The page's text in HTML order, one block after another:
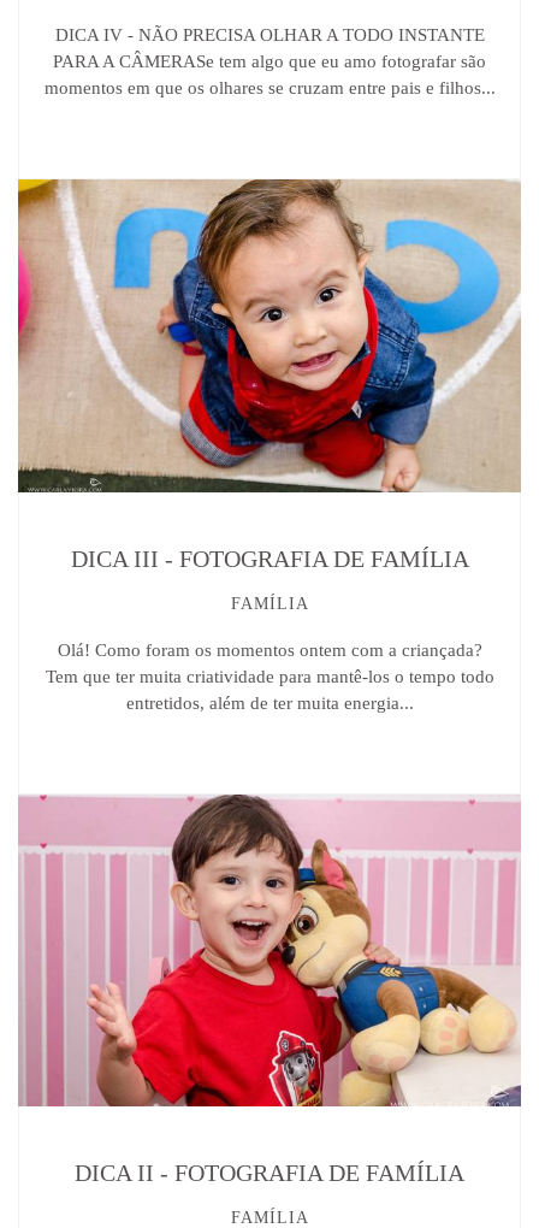
DICA IV - NÃO PRECISA OLHAR A TODO INSTANTE
PARA A CÂMERASe tem algo que eu amo fotografar são
momentos em que os olhares se cruzam entre pais e filhos...
DICA III - FOTOGRAFIA DE FAMÍLIA
FAMÍLIA
Olá! Como foram os momentos ontem com a criançada?
Tem que ter muita criatividade para mantê-los o tempo todo
entretidos, além de ter muita energia...
DICA II - FOTOGRAFIA DE FAMÍLIA
FAMÍLIA